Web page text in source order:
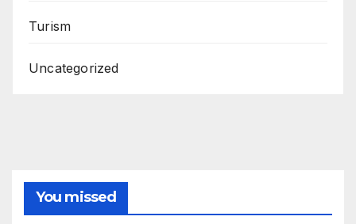
Turism
Uncategorized
You missed